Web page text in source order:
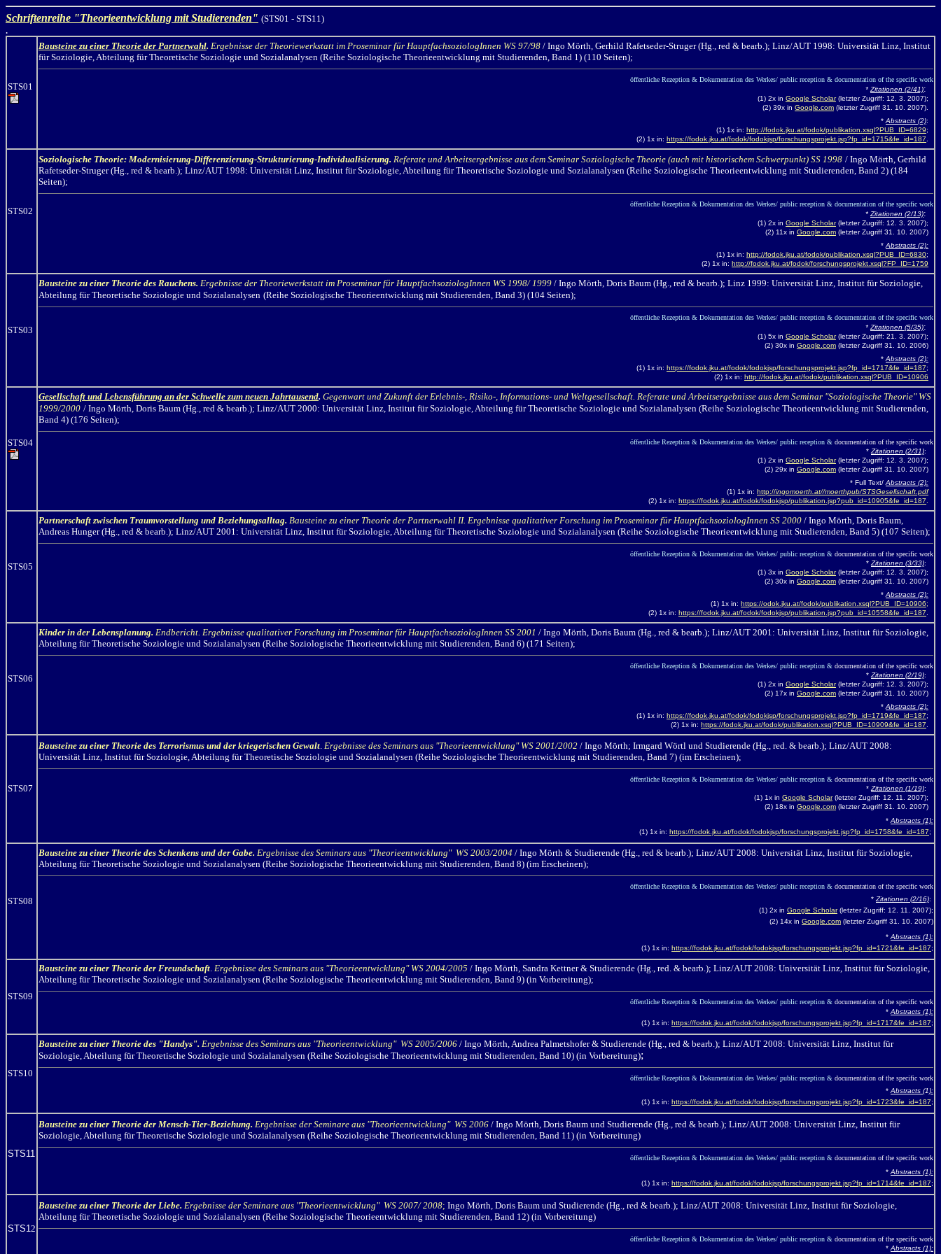
Schriftenreihe "Theorieentwicklung mit Studierenden" (STS01 - STS11)
.
STS01
Bausteine zu einer Theorie der Partnerwahl. Ergebnisse der Theoriewerkstatt im Proseminar für HauptfachsoziologInnen WS 97/98 / Ingo Mörth, Gerhild Rafetseder-Struger(Hg., red & bearb.); Linz/AUT 1998: Universität Linz, Institut
für Soziologie,Abteilung für Theoretische Soziologie und Sozialanalysen (Reihe Soziologische Theorieentwicklung mit Studierenden, Band 1) (110 Seiten);
öffentliche Rezeption & Dokumentation des Werkes/ public reception & documentation of the specific work
* Zitationen (2/41):
(1) 2x in Google Scholar(letzter Zugriff: 12. 3. 2007);
(2) 39x in Google.com (letzter Zugriff 31. 10. 2007).
* Abstracts (2):
(1) 1x in: http://fodok.jku.at/fodok/publikation.xsql?PUB_ID=6829;
(2) 1x in: https://fodok.jku.at/fodok/fodokjsp/forschungsprojekt.jsp?fp_id=1715&fe_id=187
STS02
Soziologische Theorie: Modernisierung-Differenzierung-Strukturierung-Individualisierung. Referate und Arbeitsergebnisse aus dem Seminar Soziologische Theorie (auch mit historischem Schwerpunkt) SS 1998 / Ingo Mörth, Gerhild
Rafetseder-Struger(Hg., red & bearb.); Linz/AUT 1998: Universität Linz, Institut für Soziologie, Abteilung für Theoretische Soziologie und Sozialanalysen (Reihe Soziologische Theorieentwicklung mit Studierenden, Band 2) (184
Seiten);
öffentliche Rezeption & Dokumentation des Werkes/ public reception & documentation of the specific work
* Zitationen (2/13):
(1) 2x in Google Scholar(letzter Zugriff: 12. 3. 2007);
(2) 11x in Google.com (letzter Zugriff 31. 10. 2007)
* Abstracts (2):
(1) 1x in: http://fodok.jku.at/fodok/publikation.xsql?PUB_ID=6830;
(2) 1x in: http://fodok.jku.at/fodok/forschungsprojekt.xsql?FP_ID=1759
STS03
Bausteine zu einer Theorie des Rauchens. Ergebnisse der Theoriewerkstatt im Proseminar für HauptfachsoziologInnen WS 1998/ 1999 / Ingo Mörth, Doris Baum (Hg., red & bearb.); Linz 1999: Universität Linz, Institut für Soziologie,
Abteilung für Theoretische Soziologie und Sozialanalysen (Reihe Soziologische Theorieentwicklung mit Studierenden, Band 3) (104 Seiten);
öffentliche Rezeption & Dokumentation des Werkes/ public reception & documentation of the specific work
* Zitationen (5/35):
(1) 5x in Google Scholar(letzter Zugriff: 21. 3. 2007);
(2) 30x in Google.com (letzter Zugriff 31. 10. 2006)
* Abstracts (2):
(1) 1x in: https://fodok.jku.at/fodok/fodokjsp/forschungsprojekt.jsp?fp_id=1717&fe_id=187;
(2) 1x in: http://fodok.jku.at/fodok/publikation.xsql?PUB_ID=10906
STS04
Gesellschaft und Lebensführung an der Schwelle zum neuen Jahrtausend. Gegenwart und Zukunft der Erlebnis-, Risiko-, Informations- und Weltgesellschaft. Referate und Arbeitsergebnisse aus dem Seminar "Soziologische Theorie" WS
1999/2000 / Ingo Mörth, Doris Baum (Hg., red & bearb.); Linz/AUT 2000: Universität Linz, Institut für Soziologie,Abteilung für Theoretische Soziologie und Sozialanalysen (Reihe Soziologische Theorieentwicklung mit Studierenden,
Band 4) (176 Seiten);
öffentliche Rezeption & Dokumentation des Werkes/ public reception & documentation of the specific work
* Zitationen (2/31):
(1) 2x in Google Scholar(letzter Zugriff: 12. 3. 2007);
(2) 29x in Google.com (letzter Zugriff 31. 10. 2007)
* Full Text/ Abstracts (2):
(1) 1x in: http://ingomoerth.at//moerthpub/STSGesellschaft.pdf
(2) 1x in: https://fodok.jku.at/fodok/fodokjsp/publikation.jsp?pub_id=10905&fe_id=187
STS05
Partnerschaft zwischen Traumvorstellung und Beziehungsalltag. Bausteine zu einer Theorie der Partnerwahl II. Ergebnisse qualitativer Forschung im Proseminar für HauptfachsoziologInnen SS 2000 / Ingo Mörth, Doris Baum,
Andreas Hunger (Hg., red & bearb.); Linz/AUT 2001: Universität Linz, Institut für Soziologie, Abteilung für Theoretische Soziologie und Sozialanalysen (Reihe Soziologische Theorieentwicklung mit Studierenden, Band 5) (107 Seiten);
öffentliche Rezeption & Dokumentation des Werkes/ public reception & documentation of the specific work
* Zitationen (3/33):
(1) 3x in Google Scholar(letzter Zugriff: 12. 3. 2007);
(2) 30x in Google.com (letzter Zugriff 31. 10. 2007)
* Abstracts (2):
(1) 1x in: https://odok.jku.at/fodok/publikation.xsql?PUB_ID=10906;
(2) 1x in: https://fodok.jku.at/fodok/fodokjsp/publikation.jsp?pub_id=10558&fe_id=187
STS06
Kinder in der Lebensplanung. Endbericht. Ergebnisse qualitativer Forschung im Proseminar für HauptfachsoziologInnen SS 2001 / Ingo Mörth, Doris Baum (Hg., red & bearb.); Linz/AUT 2001: Universität Linz, Institut für Soziologie,
Abteilung für Theoretische Soziologie und Sozialanalysen (Reihe Soziologische Theorieentwicklung mit Studierenden, Band 6) (171 Seiten);
öffentliche Rezeption & Dokumentation des Werkes/ public reception & documentation of the specific work
* Zitationen (2/19):
(1) 2x in Google Scholar(letzter Zugriff: 12. 3. 2007);
(2) 17x in Google.com (letzter Zugriff 31. 10. 2007)
* Abstracts (2):
(1) 1x in: https://fodok.jku.at/fodok/fodokjsp/forschungsprojekt.jsp?fp_id=1719&fe_id=187;
(2) 1x in: https://fodok.jku.at/fodok/publikation.xsql?PUB_ID=10909&fe_id=187
STS07
Bausteine zu einer Theorie des Terrorismus und der kriegerischen Gewalt. Ergebnisse des Seminars aus "Theorieentwicklung" WS 2001/2002 / Ingo Mörth; Irmgard Wörtl und Studierende (Hg., red. & bearb.); Linz/AUT 2008:
Universität Linz, Institut für Soziologie, Abteilung für Theoretische Soziologie und Sozialanalysen (Reihe Soziologische Theorieentwicklung mit Studierenden, Band 7) (im Erscheinen);
öffentliche Rezeption & Dokumentation des Werkes/ public reception & documentation of the specific work
* Zitationen (1/19):
(1) 1x in Google Scholar(letzter Zugriff: 12. 11. 2007);
(2) 18x in Google.com (letzter Zugriff 31. 10. 2007)
* Abstracts (1):
(1) 1x in: https://fodok.jku.at/fodok/fodokjsp/forschungsprojekt.jsp?fp_id=1758&fe_id=187;
STS08
Bausteine zu einer Theorie des Schenkens und der Gabe. Ergebnisse des Seminars aus "Theorieentwicklung" WS 2003/2004 / Ingo Mörth & Studierende (Hg., red & bearb.); Linz/AUT 2008: Universität Linz, Institut für Soziologie,
Abteilung für Theoretische Soziologie und Sozialanalysen (Reihe Soziologische Theorieentwicklung mit Studierenden, Band 8) (im Erscheinen);
öffentliche Rezeption & Dokumentation des Werkes/ public reception & documentation of the specific work
* Zitationen (2/16):
(1) 2x in Google Scholar(letzter Zugriff: 12. 11. 2007);
(2) 14x in Google.com (letzter Zugriff 31. 10. 2007)
* Abstracts (1):
(1) 1x in: https://fodok.jku.at/fodok/fodokjsp/forschungsprojekt.jsp?fp_id=1721&fe_id=187;
STS09
Bausteine zu einer Theorie der Freundschaft. Ergebnisse des Seminars aus "Theorieentwicklung" WS 2004/2005 / Ingo Mörth, Sandra Kettner & Studierende (Hg., red. & bearb.); Linz/AUT 2008: Universität Linz, Institut für Soziologie,
Abteilung für Theoretische Soziologie und Sozialanalysen (Reihe Soziologische Theorieentwicklung mit Studierenden, Band 9) (in Vorbereitung);
öffentliche Rezeption & Dokumentation des Werkes/ public reception & documentation of the specific work
* Abstracts (1):
(1) 1x in: https://fodok.jku.at/fodok/fodokjsp/forschungsprojekt.jsp?fp_id=1717&fe_id=187;
STS10
Bausteine zu einer Theorie des "Handys". Ergebnisse des Seminars aus "Theorieentwicklung" WS 2005/2006 / Ingo Mörth,Andrea Palmetshofer & Studierende (Hg., red & bearb.); Linz/AUT 2008: Universität Linz, Institut für
Soziologie, Abteilung für Theoretische Soziologie und Sozialanalysen (Reihe Soziologische Theorieentwicklung mit Studierenden, Band 10) (in Vorbereitung);
öffentliche Rezeption & Dokumentation des Werkes/ public reception & documentation of the specific work
* Abstracts (1):
(1) 1x in: https://fodok.jku.at/fodok/fodokjsp/forschungsprojekt.jsp?fp_id=1723&fe_id=187;
STS11
Bausteine zu einer Theorie der Mensch-Tier-Beziehung. Ergebnisse der Seminare aus "Theorieentwicklung" WS 2006 / Ingo Mörth, Doris Baum und Studierende (Hg., red & bearb.); Linz/AUT 2008: Universität Linz, Institut für
Soziologie, Abteilung für Theoretische Soziologie und Sozialanalysen (Reihe Soziologische Theorieentwicklung mit Studierenden, Band 11) (in Vorbereitung)
öffentliche Rezeption & Dokumentation des Werkes/ public reception & documentation of the specific work
* Abstracts (1):
(1) 1x in: https://fodok.jku.at/fodok/fodokjsp/forschungsprojekt.jsp?fp_id=1714&fe_id=187;
STS12
Bausteine zu einer Theorie der Liebe. Ergebnisse der Seminare aus "Theorieentwicklung" WS 2007/ 2008; Ingo Mörth, Doris Baum und Studierende (Hg., red & bearb.); Linz/AUT 2008: Universität Linz, Institut für Soziologie,
Abteilung für Theoretische Soziologie und Sozialanalysen (Reihe Soziologische Theorieentwicklung mit Studierenden, Band 12) (in Vorbereitung)
öffentliche Rezeption & Dokumentation des Werkes/ public reception & documentation of the specific work
* Abstracts (1):